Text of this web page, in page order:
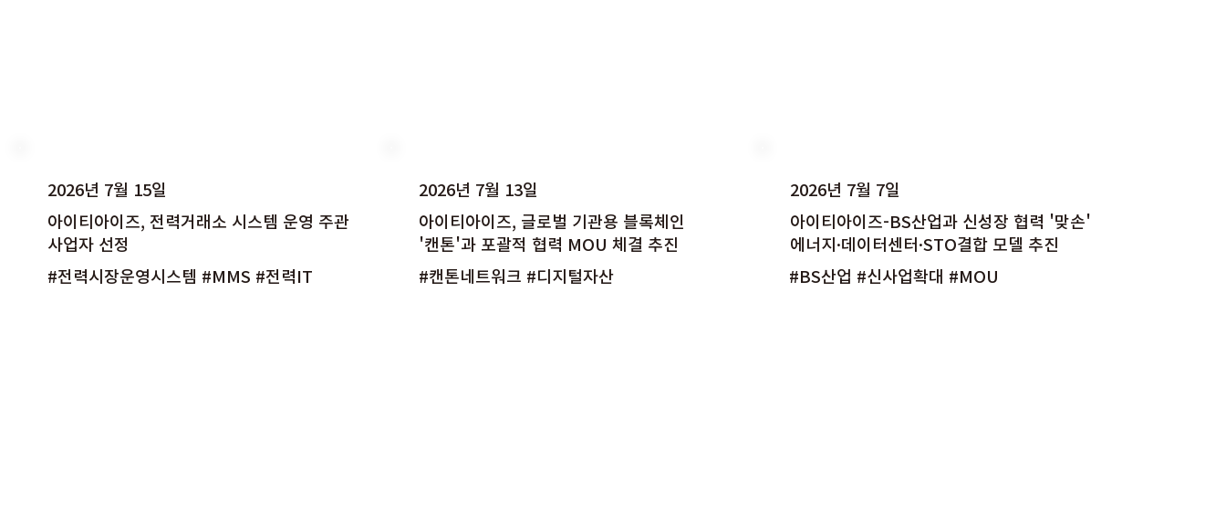
2026년 7월 15일
아이티아이즈, 전력거래소 시스템 운영 주관
사업자 선정
#전력시장운영시스템 #MMS #전력IT
2026년 7월 13일
아이티아이즈, 글로벌 기관용 블록체인
'캔톤'과 포괄적 협력 MOU 체결 추진
#캔톤네트워크 #디지털자산
2026년 7월 7일
아이티아이즈-BS산업과 신성장 협력 '맞손'
에너지·데이터센터·STO결합 모델 추진
#BS산업 #신사업확대 #MOU